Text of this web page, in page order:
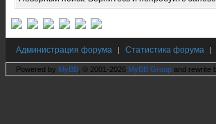
Администрация форума | Статистика форума |
Powered by MyBB , © 2001-2026 MyBB Group and rewrite